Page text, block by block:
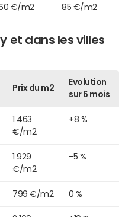
€/m2 85 €/m2
et dans les villes
Prix du m2
Evolution
sur 6 mois
1 463
€/m2
+8 %
1 929
€/m2
-5 %
799 €/m2 0 %